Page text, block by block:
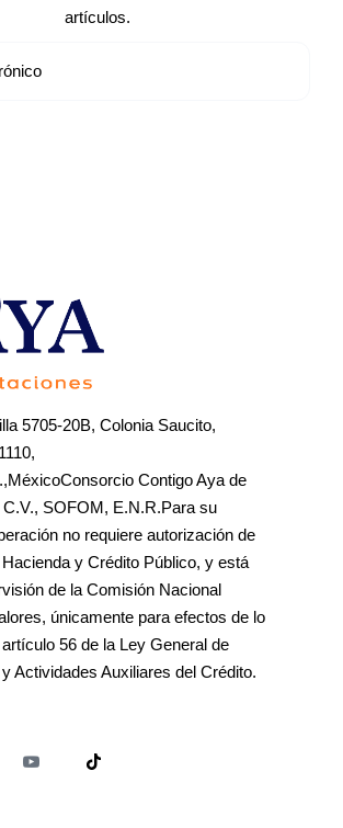
artículos.
5705-20B, Colonia Saucito,
Contigo Aya de
SOFOM, E.N.R.Para su
no requiere autorización de
y Crédito Público, y está
de la Comisión Nacional
únicamente para efectos de lo
56 de la Ley General de
Actividades Auxiliares del Crédito.